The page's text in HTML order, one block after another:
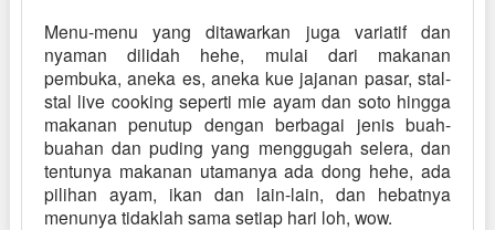
Menu-menu yang ditawarkan juga variatif dan
nyaman dilidah hehe, mulai dari makanan
pembuka, aneka es, aneka kue jajanan pasar, stal-
stal live cooking seperti mie ayam dan soto hingga
makanan penutup dengan berbagai jenis buah-
buahan dan puding yang menggugah selera, dan
tentunya makanan utamanya ada dong hehe, ada
pilihan ayam, ikan dan lain-lain, dan hebatnya
menunya tidaklah sama setiap hari loh, wow.